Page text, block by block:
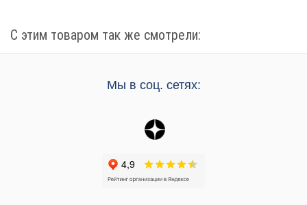
С этим товаром так же смотрели:
Мы в соц. сетях: